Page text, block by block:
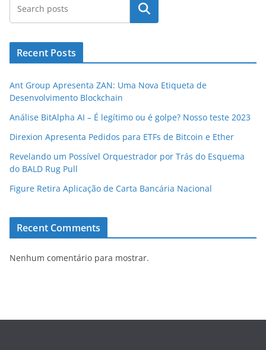
Pesquisar
Recent Posts
Ant Group Apresenta ZAN: Uma Nova Etiqueta de
Desenvolvimento Blockchain
Análise BitAlpha AI – É legítimo ou é golpe? Nosso teste 2023
Direxion Apresenta Pedidos para ETFs de Bitcoin e Ether
Revelando um Possível Orquestrador por Trás do Esquema
do BALD Rug Pull
Figure Retira Aplicação de Carta Bancária Nacional
Recent Comments
Nenhum comentário para mostrar.